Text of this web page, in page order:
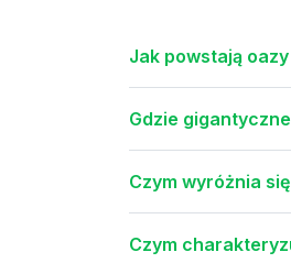
Jak powstają
Gdzie
Czym wyróżnia
Czym